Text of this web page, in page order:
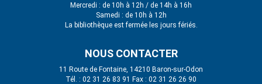
Mercredi : de 10h à 12h / de 14h à 16h
Samedi : de 10h à 12h
La bibliothèque est fermée les jours fériés.
NOUS CONTACTER
11 Route de Fontaine, 14210 Baron-sur-Odon
Tél. : 02 31 26 83 91 Fax : 02 31 26 26 90